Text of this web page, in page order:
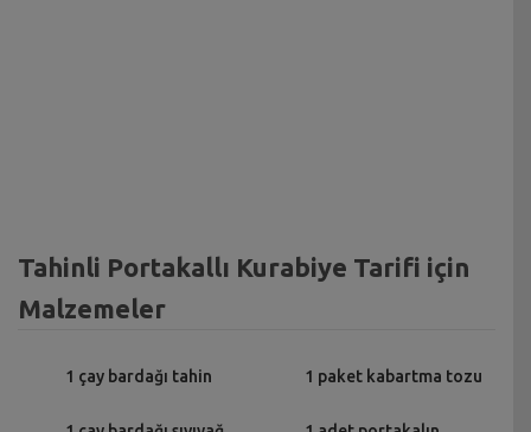
Tahinli Portakallı Kurabiye Tarifi için
Malzemeler
1 çay bardağı tahin 1 paket kabartma tozu